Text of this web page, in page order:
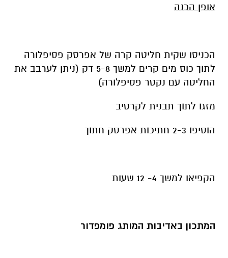
אופן הכנה
הכניסו שקית חליטה קרה של אפרסק פסיפלורה
לתוך כוס מים קרים למשך 5-8 דק (ניתן לערבב את
החליטה עם נקטר פסיפלורה)
מזגו לתוך תבנית לקרטיב
הוסיפו 2-3 חתיכות אפרסק חתוך
הקפיאו למשך 4- 12 שעות
המתכון באדיבות המותג פומפדור